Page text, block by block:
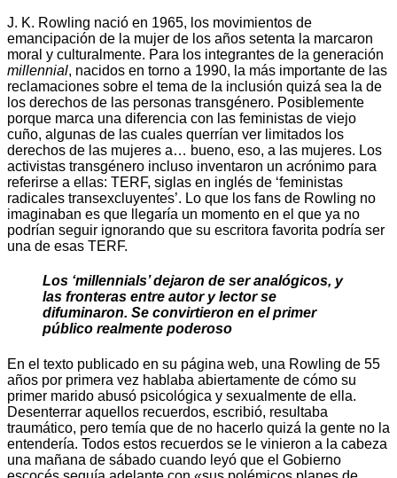
J. K. Rowling nació en 1965, los movimientos de
emancipación de la mujer de los años setenta la marcaron
moral y culturalmente. Para los integrantes de la generación
millennial, nacidos en torno a 1990, la más importante de las
reclamaciones sobre el tema de la inclusión quizá sea la de
los derechos de las personas transgénero. Posiblemente
porque marca una diferencia con las feministas de viejo
cuño, algunas de las cuales querrían ver limitados los
derechos de las mujeres a… bueno, eso, a las mujeres. Los
activistas transgénero incluso inventaron un acrónimo para
referirse a ellas: TERF, siglas en inglés de ‘feministas
radicales transexcluyentes’. Lo que los fans de Rowling no
imaginaban es que llegaría un momento en el que ya no
podrían seguir ignorando que su escritora favorita podría ser
una de esas TERF.
Los ‘millennials’ dejaron de ser analógicos, y
las fronteras entre autor y lector se
difuminaron. Se convirtieron en el primer
público realmente poderoso
En el texto publicado en su página web, una Rowling de 55
años por primera vez hablaba abiertamente de cómo su
primer marido abusó psicológica y sexualmente de ella.
Desenterrar aquellos recuerdos, escribió, resultaba
traumático, pero temía que de no hacerlo quizá la gente no la
entendería. Todos estos recuerdos se le vinieron a la cabeza
una mañana de sábado cuando leyó que el Gobierno